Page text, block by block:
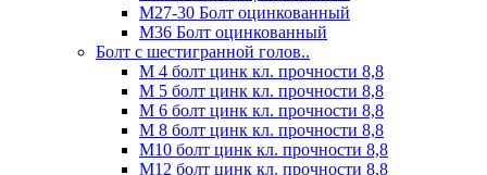
М27-30 Болт оцинкованный
М36 Болт оцинкованный
Болт с шестигранной голов..
М 4 болт цинк кл. прочности 8,8
М 5 болт цинк кл. прочности 8,8
М 6 болт цинк кл. прочности 8,8
М 8 болт цинк кл. прочности 8,8
М10 болт цинк кл. прочности 8,8
М12 болт цинк кл. прочности 8,8